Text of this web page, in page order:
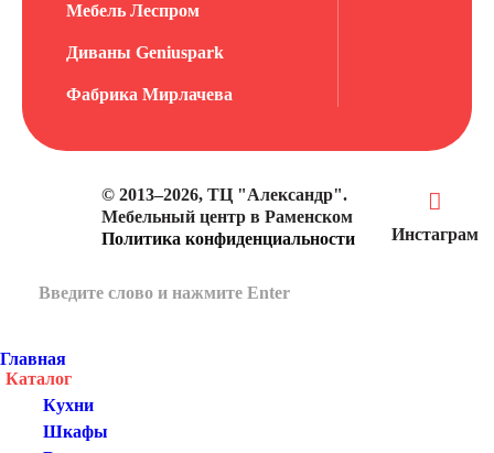
Мебель Леспром
Диваны Geniuspark
Фабрика Мирлачева
© 2013–2026, ТЦ "Александр".
Мебельный центр в Раменском
Политика конфиденциальности
Инстаграм
Главная
Каталог
Кухни
Шкафы